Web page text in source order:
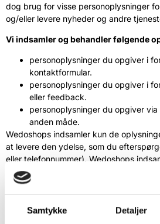
Samtykke Detaljer
dog brug for visse personoplysninger
og/eller levere nyheder og andre
Vi indsamler og behandler følgende
personoplysninger du opgiver i
kontaktformular.
personoplysninger du opgiver i
eller feedback.
personoplysninger du opgiver via
anden måde.
Wedoshops indsamler kun de
at levere den ydelse, som du
eller telefonnummer). Wedoshops
personhenførbare oplysninger fra
Videregivelse af
Personoplysninger afgivet på dette